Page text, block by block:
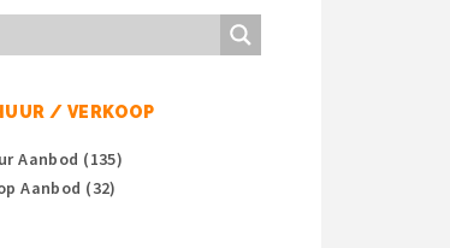
/ VERKOOP
Aanbod (135)
Aanbod (32)